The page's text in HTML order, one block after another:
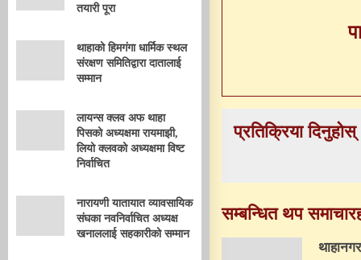
तयारी पूरा
थाहाको हिमगंगा धार्मिक स्थल
संरक्षण समितिद्वारा दातालाई
सम्मान
लायन्स क्लव अफ थाहा
पिसको अध्यक्षमा रायमाझी,
लियो क्लवको अध्यक्षमा विष्ट
निर्वाचित
नारायणी यातायात व्यावसायिक
संघका नवनिर्वाचित अध्यक्ष
खनाललाई सहकारीको सम्मान
प्रतिक्रिया दिनुहोस्
सम्बन्धित थप